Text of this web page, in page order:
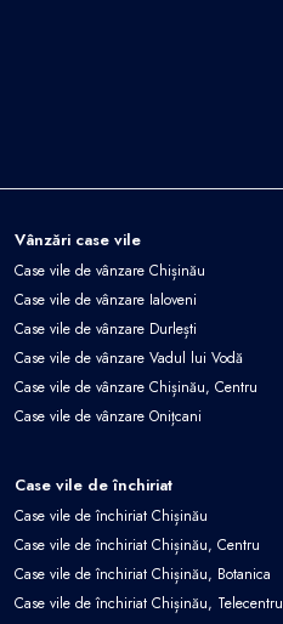
Vânzări case vile
Case vile de vânzare Chișinău
Case vile de vânzare Ialoveni
Case vile de vânzare Durlești
Case vile de vânzare Vadul lui Vodă
Case vile de vânzare Chișinău, Centru
Case vile de vânzare Onițcani
Case vile de închiriat
Case vile de închiriat Chișinău
Case vile de închiriat Chișinău, Centru
Case vile de închiriat Chișinău, Botanica
Case vile de închiriat Chișinău, Telecentru